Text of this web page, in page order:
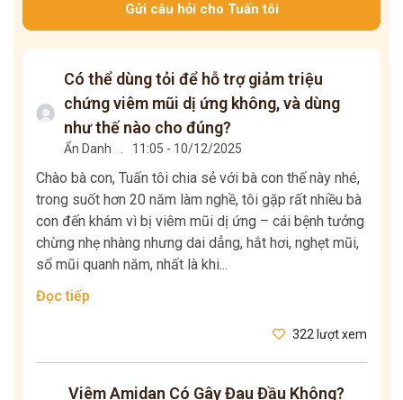
Gửi câu hỏi cho Tuấn tôi
Có thể dùng tỏi để hỗ trợ giảm triệu
chứng viêm mũi dị ứng không, và dùng
như thế nào cho đúng?
Ẩn Danh 11:05 - 10/12/2025
Chào bà con, Tuấn tôi chia sẻ với bà con thế này nhé,
trong suốt hơn 20 năm làm nghề, tôi gặp rất nhiều bà
con đến khám vì bị viêm mũi dị ứng – cái bệnh tưởng
chừng nhẹ nhàng nhưng dai dẳng, hắt hơi, nghẹt mũi,
sổ mũi quanh năm, nhất là khi...
Đọc tiếp
322 lượt xem
Viêm Amidan Có Gây Đau Đầu Không?